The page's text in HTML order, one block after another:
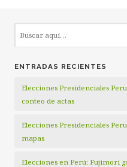
ENTRADAS RECIENTES
Elecciones Presidenciales
conteo de actas
Elecciones Presidenciales
mapas
Elecciones en Perú: Fujimori